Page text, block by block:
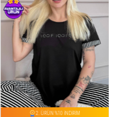
2. ÜRÜN %10 İNDİRİM